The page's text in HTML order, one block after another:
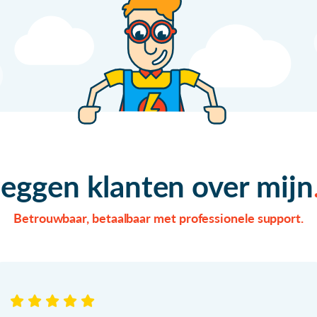
klanten over mijn
Betrouwbaar, betaalbaar met professionele support.